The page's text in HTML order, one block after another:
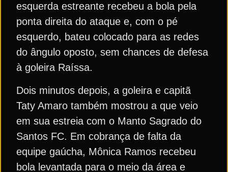
esquerda estreante recebeu a bola pela
ponta direita do ataque e, com o pé
esquerdo, bateu colocado para as redes
do ângulo oposto, sem chances de defesa
à goleira Raíssa.
Dois minutos depois, a goleira e capitã
Taty Amaro também mostrou a que veio
em sua estreia com o Manto Sagrado do
Santos FC. Em cobrança de falta da
equipe gaúcha, Mônica Ramos recebeu
bola levantada para o meio da área e